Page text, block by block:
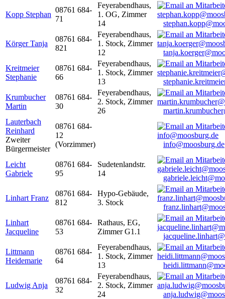
Kopp Stephan
08761 684-
71
Feyerabendhaus,
1. OG, Zimmer
14
Körger Tanja
08761 684-
821
Feyerabendhaus,
1. Stock, Zimmer
12
Kreitmeier
Stephanie
08761 684-
66
Feyerabendhaus,
1. Stock, Zimmer
13
Krumbucher
Martin
08761 684-
30
Feyerabendhaus,
2. Stock, Zimmer
26
Lauterbach
Reinhard
Zweiter
Bürgermeister
08761 684-
12
(Vorzimmer)
info@moosburg.de
Leicht
Gabriele
08761 684-
95
Sudetenlandstr.
14
Linhart Franz
08761 684-
812
Hypo-Gebäude,
3. Stock
Linhart
Jacqueline
08761 684-
53
Rathaus, EG,
Zimmer G1.1
Littmann
Heidemarie
08761 684-
64
Feyerabendhaus,
1. Stock, Zimmer
13
Ludwig Anja
08761 684-
32
Feyerabendhaus,
2. Stock, Zimmer
24